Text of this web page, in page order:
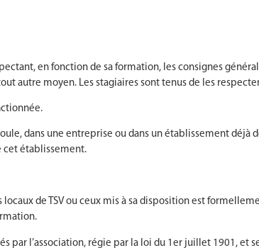
en fonction de sa formation, les consignes
autre moyen. Les stagiaires sont tenus de les
dans une entreprise ou dans un établissement déjà
cet établissement.
de TSV ou ceux mis à sa disposition est
l’association, régie par la loi du 1er juillet 1901, et